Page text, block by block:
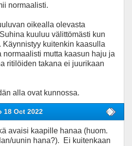
normaalisti.
oikealla olevasta
kuuluu välittömästi kun
kuitenkin kaasulla
normaalisti mutta kaasun haju ja
ritilöiden takana ei juurikaan
alla ovat kunnossa.
18 Oct 2022
avaisi kaapille hanaa (huom.
uunin hana?). Ei kuitenkaan